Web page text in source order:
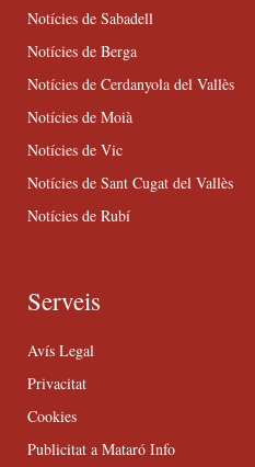
Notícies de Sabadell
Notícies de Berga
Notícies de Cerdanyola del Vallès
Notícies de Moià
Notícies de Vic
Notícies de Sant Cugat del Vallès
Notícies de Rubí
Serveis
Avís Legal
Privacitat
Cookies
Publicitat a Mataró Info